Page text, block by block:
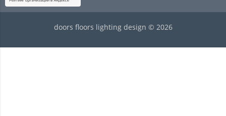
doors floors lighting design © 2026